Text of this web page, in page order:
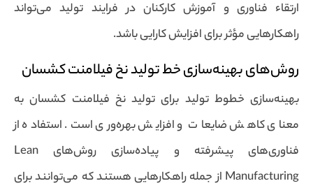
ارتقاء فناوری و آموزش کارکنان در فرایند تولید می‌تواند
راهکارهایی مؤثر برای افزایش کارایی باشد.
روش‌های بهینه‌سازی خط تولید نخ فیلامنت کشسان
بهینه‌سازی خطوط تولید برای تولید نخ فیلامنت کشسان به
معنای کاهش ضایعات و افزایش بهره‌وری است. استفاده از
فناوری‌های پیشرفته و پیاده‌سازی روش‌های Lean
Manufacturing از جمله راهکارهایی هستند که می‌توانند برای